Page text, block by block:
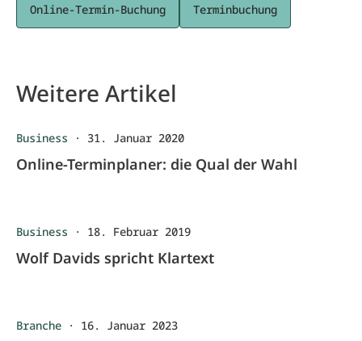
Online-Termin-Buchung Terminbuchung
Weitere Artikel
Business · 31. Januar 2020
Online-Terminplaner: die Qual der Wahl
Business · 18. Februar 2019
Wolf Davids spricht Klartext
Branche · 16. Januar 2023